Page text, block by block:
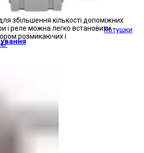
Котушки
збільшення кількості допоміжних
і реле можна легко встановити
розмикаючих і